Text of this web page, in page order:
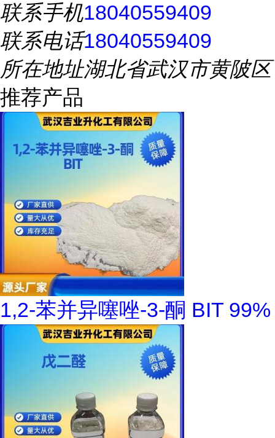
联系手机18040559409
联系电话18040559409
所在地址湖北省武汉市黄陂区
推荐产品
1,2-苯并异噻唑-3-酮 BIT 99%